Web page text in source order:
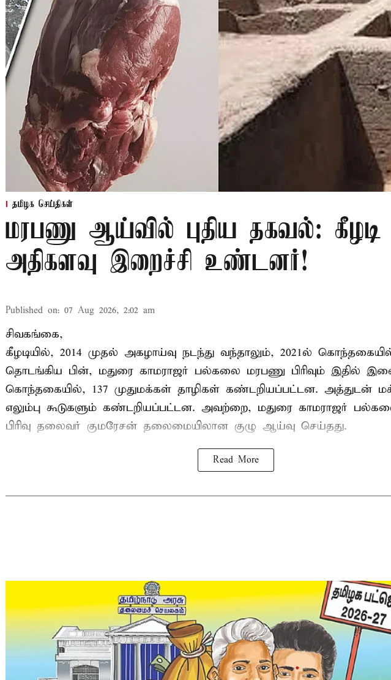
தமிழக செய்திகள்
மரபணு ஆய்வில் புதிய தகவல்:
அதிகளவு இறைச்சி உண்டனர்!
Published on: 07 Aug 2026, 2:02 am
சிவகங்கை,
கீழடியில், 2014 முதல் அகழாய்வு நடந்து வந்தாலும், 2021ல்
தொடங்கிய பின், மதுரை காமராஜர் பல்கலை மரபணு பிரிவும் இதில்
கொந்தகையில், 137 முதுமக்கள் தாழிகள் கண்டறியப்பட்டன. அத்துடன்
எலும்பு கூடுகளும் கண்டறியப்பட்டன. அவற்றை, மதுரை காமராஜர்
பிரிவு தலைவர் குமரேசன் தலைமையிலான குழு ஆய்வு செய்தது.
Read More